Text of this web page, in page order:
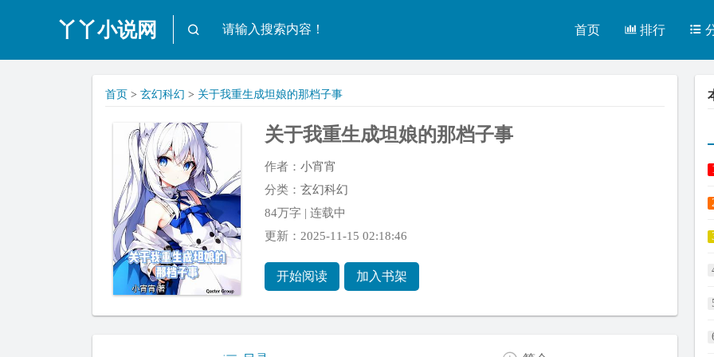
丫丫小说网 首页 排行
首页 > 玄幻科幻 > 关于我重生成坦娘的那档子事
关于我重生成坦娘的那档子事
作者： 小宵宵
分类： 玄幻科幻
84万字 | 连载中
更新：2025-11-15 02:18:46
开始阅读 加入书架